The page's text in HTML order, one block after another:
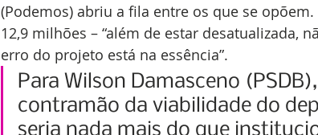
(Podemos) abriu a fila entre os que se
12,9 milhões – “além de estar desatualizada,
erro do projeto está na essência”.
Para Wilson Damasceno
contramão da viabilidade do
seria nada mais do que